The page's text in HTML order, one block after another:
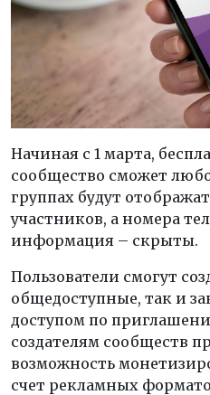
Начиная с 1 марта,
сообщество сможет
группах будут
участников, а номера
информация – скрыты.
Пользователи смогут
общедоступные, так и
доступом по
создателям сообществ
возможность
счет рекламных